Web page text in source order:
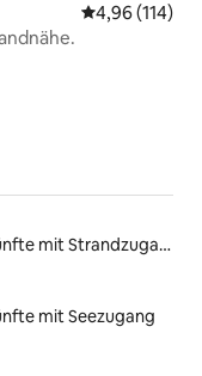
4,96 (114)
Unterkünfte mit Strandzugang
mit Seezugang